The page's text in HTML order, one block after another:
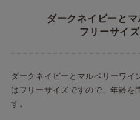
ダークネイビーと
フリーサイ
ダークネイビーとマルベリーワ
はフリーサイズですので、年齢を
す。